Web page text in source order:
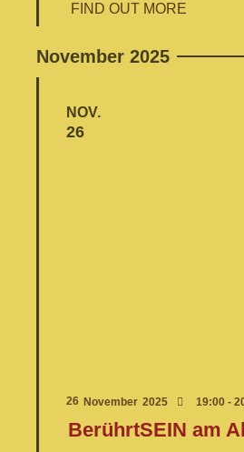
FIND OUT MORE
November 2025
NOV.
26
26 November 2025 19:00 -
BerührtSEIN am